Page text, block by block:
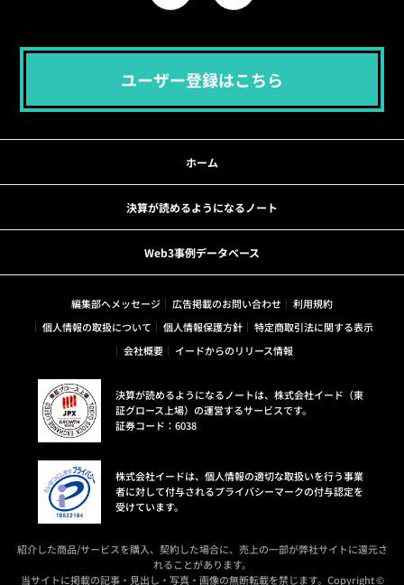
ユーザー登録はこちら
ホーム
決算が読めるようになるノート
Web3事例データベース
編集部へメッセージ 広告掲載のお問い合わせ
利用規約
個人情報の取扱について
個人情報保護方針
特定商取引法に関する表示
会社概要
イードからのリリース情報
決算が読めるようになるノートは、株式会社イード（東
証グロース上場）の運営するサービスです。
証券コード：6038
株式会社イードは、個人情報の適切な取扱いを行う事業
者に対して付与されるプライバシーマークの付与認定を
受けています。
紹介した商品/サービスを購入、契約した場合に、売上の一部が弊社サイトに還元さ
れることがあります。
当サイトに掲載の記事・見出し・写真・画像の無断転載を禁じます。Copyright ©